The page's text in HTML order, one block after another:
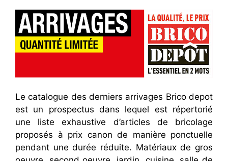
Le catalogue des derniers arrivages Brico depot
est un prospectus dans lequel est répertorié
une liste exhaustive d’articles de bricolage
proposés à prix canon de manière ponctuelle
pendant une durée réduite. Matériaux de gros